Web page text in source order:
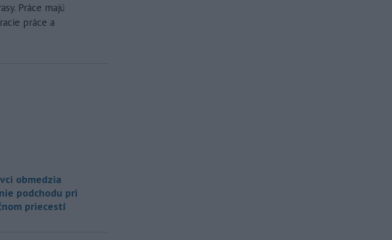
Práce majú
práce a
obmedzia
podchodu pri
priecestí